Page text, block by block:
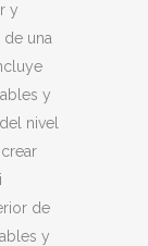
y
una
y
nivel
de
y